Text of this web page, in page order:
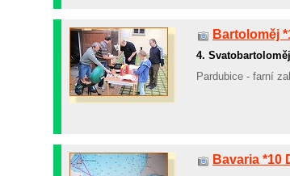
Bartoloměj
4.
Pardubice - farní
Bavaria *10